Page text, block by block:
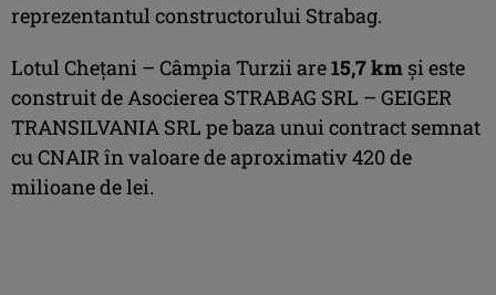
reprezentantul constructorului Strabag.
Lotul Chețani – Câmpia Turzii are15,7 km și este
construit de Asocierea STRABAG SRL – GEIGER
TRANSILVANIA SRL pe baza unui contract semnat
cu CNAIR în valoare de aproximativ 420 de
milioane de lei.